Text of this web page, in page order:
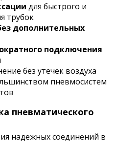
для быстрого и
трубок
дополнительных
подключения
без утечек воздуха
пневмосистем
пневматического
надежных соединений в